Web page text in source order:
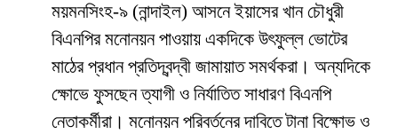
ময়মনসিংহ-৯ (নান্দাইল) আসনে ইয়াসের খান চৌধুরী
বিএনপির মনোনয়ন পাওয়ায় একদিকে উৎফুল্ল ভোটের
মাঠের প্রধান প্রতিদ্বন্দ্বী জামায়াত সমর্থকরা। অন্যদিকে
ক্ষোভে ফুসছেন ত্যাগী ও নির্যাতিত সাধারণ বিএনপি
নেতাকর্মীরা। মনোনয়ন পরিবর্তনের দাবিতে টানা বিক্ষোভ ও